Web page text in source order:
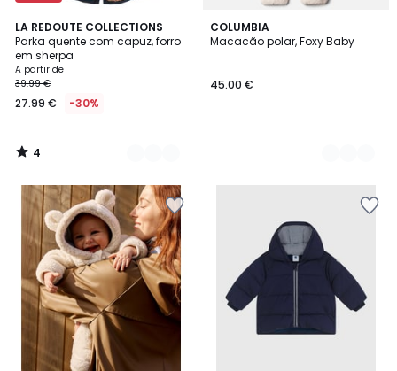
LA REDOUTE COLLECTIONS
Parka quente com capuz, forro
em sherpa
A partir de
39.99 €
27.99 € -30%
4
/
5
2
Cores
4
/
COLUMBIA
Macacão polar, Foxy Baby
45.00 €
2
Cores